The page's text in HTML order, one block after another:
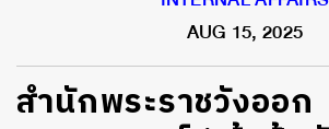
INTERNAL AFFAIRS
AUG 15, 2025
สำนักพระราชวังออก